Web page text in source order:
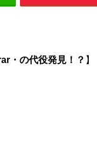
・の代役発見！？ 】